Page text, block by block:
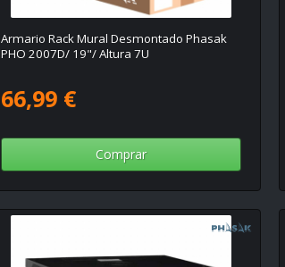
Armario Rack Mural Desmontado Phasak
PHO 2007D/ 19"/ Altura 7U
66,99 €
Comprar